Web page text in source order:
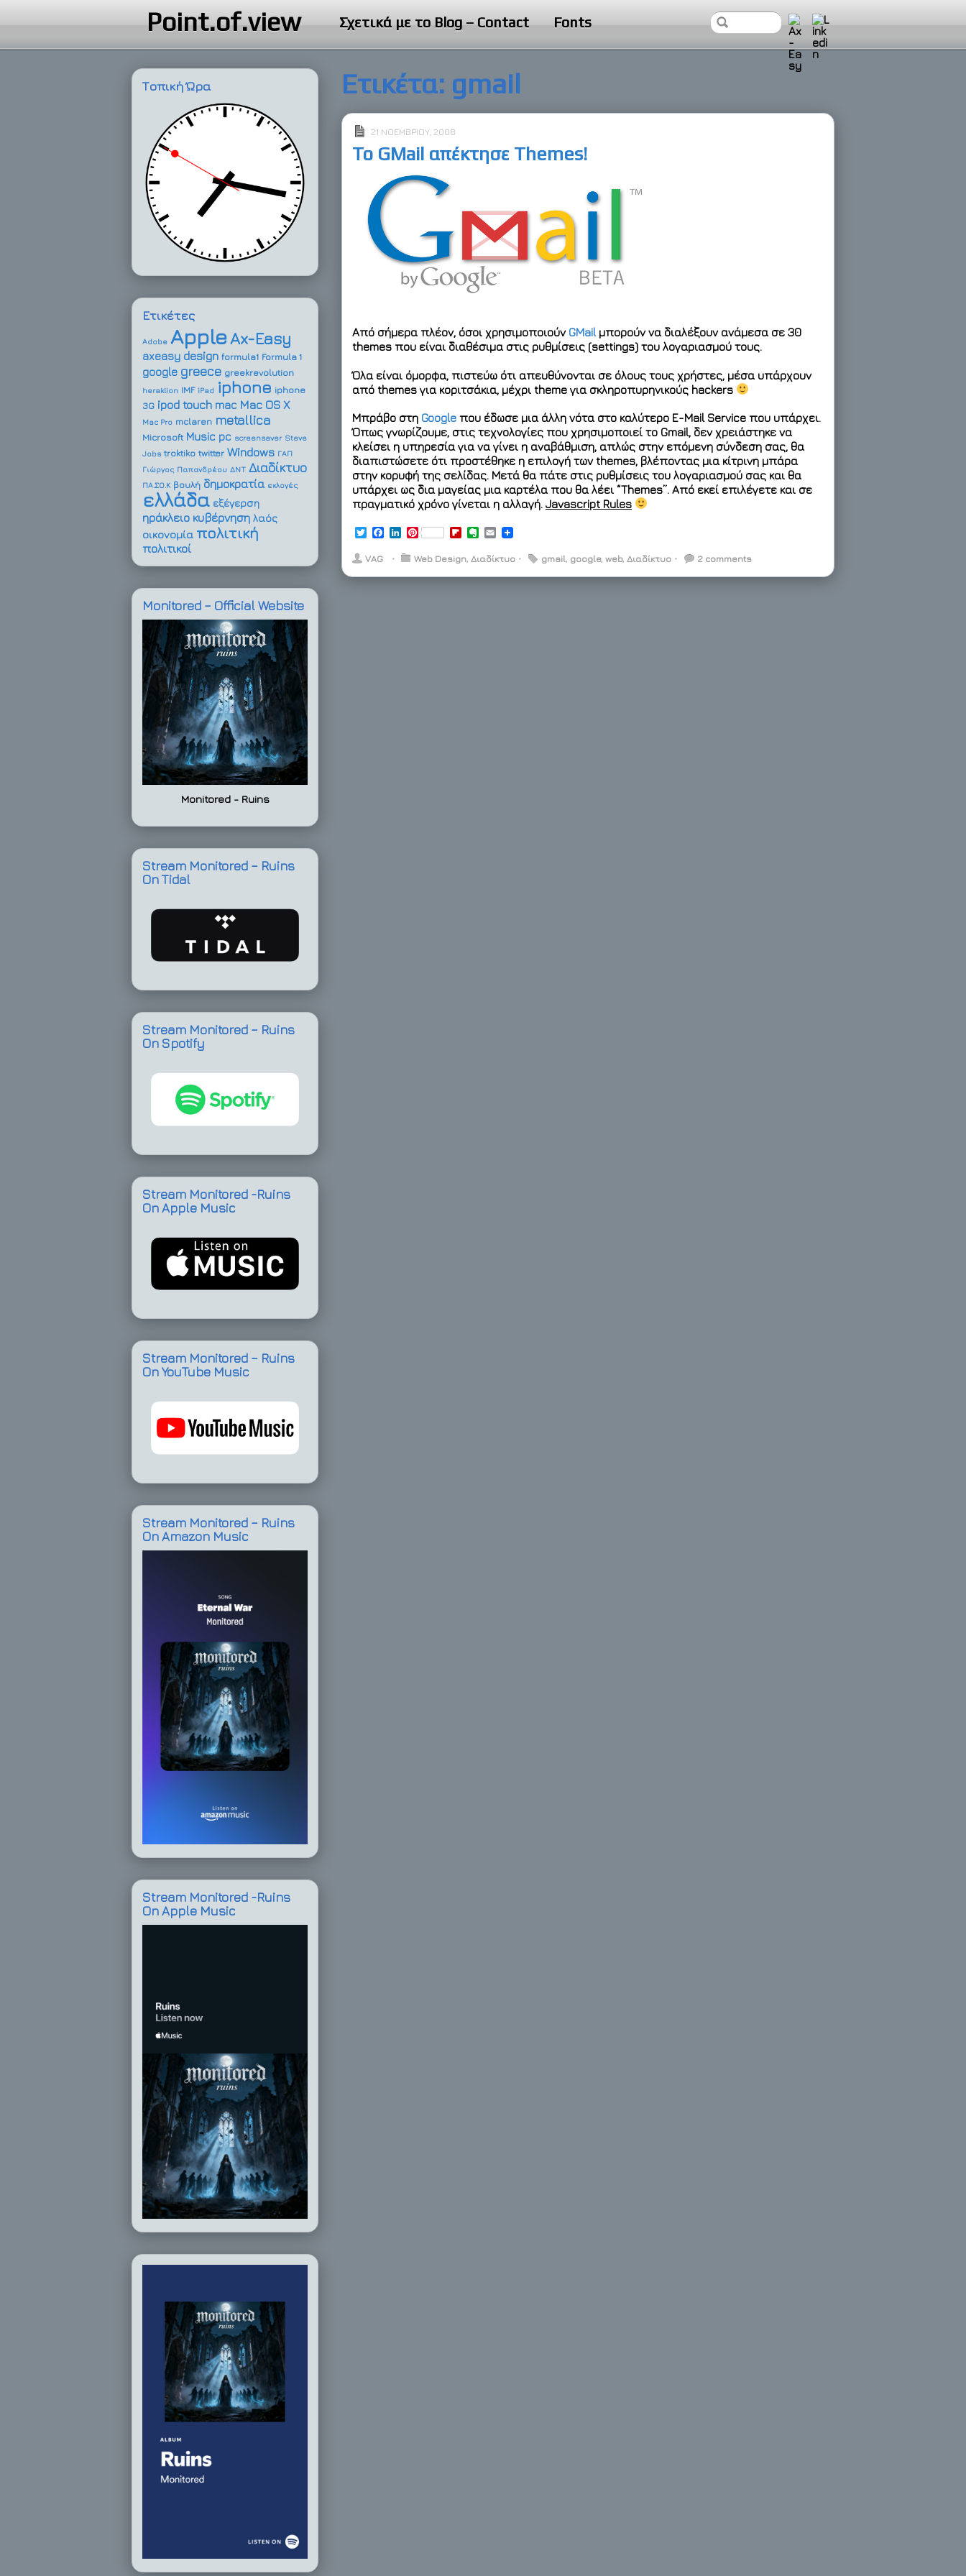
Point.of.view Σχετικά με το Blog – Contact Fonts
Ετικέτα: gmail
21 ΝΟΕΜΒΡΊΟΥ, 2008
Το GMail απέκτησε Themes!
Από σήμερα πλέον, όσοι χρησιμοποιούν GMail μπορούν να διαλέξουν ανάμεσα σε 30
themes που είναι διαθέσιμα στις ρυθμίσεις (settings) του λογαριασμού τους.
Όλα είναι όμορφα, πιστεύω ότι απευθύνονται σε όλους τους χρήστες, μέσα υπάρχουν
από themes για κοριτσάκια, μέχρι theme για σκληροπυρηνικούς hackers
Μπράβο στη Google που έδωσε μια άλλη νότα στο καλύτερο E-Mail Service που υπάρχει.
Όπως γνωρίζουμε, στις τεχνολογίες που χρησιμοποιεί το Gmail, δεν χρειάστηκε να
κλείσει η υπηρεσία για να γίνει η αναβάθμιση, απλώς στην επόμενη σύνδεση σας, θα
διαπιστώσετε ότι προστέθηκε η επιλογή των themes, βλέποντας μια κίτρινη μπάρα
στην κορυφή της σελίδας. Μετά θα πάτε στις ρυθμίσεις του λογαριασμού σας και θα
υπάρχει ως δια μαγείας μια καρτέλα που θα λέει “Themes”. Από εκεί επιλέγετε και σε
πραγματικό χρόνο γίνεται η αλλαγή. Javascript Rules
i
t
b
n
e
P
n
e
i
b
e
n
E
a
l
VAG ⋅ Web Design, Διαδίκτυο ⋅ gmail, google, web, Διαδίκτυο ⋅ 2 comments
Τοπική Ώρα
Ετικέτες
Adobe AppleAx-Easy
axeasy design formula1 Formula 1
google greece greekrevolution
heraklion IMF iPad iphone iphone
3G ipod touch mac Mac OS X
Mac Pro mclaren metallica
Microsoft Music pc screensaver Steve
Jobs troktiko twitter Windows ΓΑΠ
Γιώργος Παπανδρέου ΔΝΤ Διαδίκτυο
ΠΑ.ΣΟ.Κ βουλή δημοκρατία εκλογές
ελλάδα εξέγερση
ηράκλειο κυβέρνηση λαός
οικονομία πολιτική
πολιτικοί
Monitored – Official Website
Monitored - Ruins
Stream Monitored – Ruins
On Tidal
Stream Monitored – Ruins
On Spotify
Stream Monitored -Ruins
On Apple Music
Stream Monitored – Ruins
On YouTube Music
Stream Monitored – Ruins
On Amazon Music
Stream Monitored -Ruins
On Apple Music